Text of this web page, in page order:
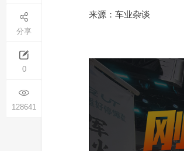
来源：车业杂谈
分享
0
128641